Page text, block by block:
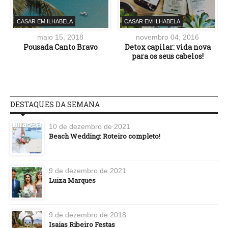
CASAR EM ILHABELA
maio 15, 2018
Pousada Canto Bravo
CASAR EM ILHABELA
novembro 04, 2016
Detox capilar: vida nova
para os seus cabelos!
DESTAQUES DA SEMANA
10 de dezembro de 2021
Beach Wedding: Roteiro completo!
9 de dezembro de 2021
Luiza Marques
9 de dezembro de 2018
Isaias Ribeiro Festas